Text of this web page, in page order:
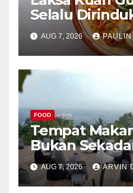
Selalu
AUG 7, 2026 PAULIN
FOOD
Tempat
Bukan
AUG 7, 2026 ARVIN